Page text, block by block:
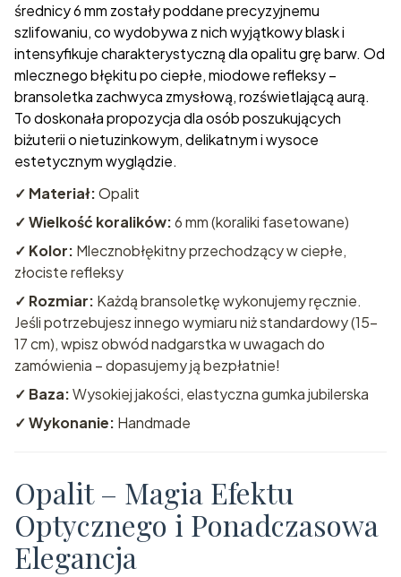
średnicy 6 mm zostały poddane precyzyjnemu
szlifowaniu, co wydobywa z nich wyjątkowy blask i
intensyfikuje charakterystyczną dla opalitu grę barw. Od
mlecznego błękitu po ciepłe, miodowe refleksy –
bransoletka zachwyca zmysłową, rozświetlającą aurą.
To doskonała propozycja dla osób poszukujących
biżuterii o nietuzinkowym, delikatnym i wysoce
estetycznym wyglądzie.
✓ Materiał:Opalit
✓ Wielkość koralików:6 mm (koraliki fasetowane)
✓ Kolor: Mlecznobłękitny przechodzący w ciepłe,
złociste refleksy
✓ Rozmiar: Każdą bransoletkę wykonujemy ręcznie.
Jeśli potrzebujesz innego wymiaru niż standardowy (15-
17 cm), wpisz obwód nadgarstka w uwagach do
zamówienia – dopasujemy ją bezpłatnie!
✓ Baza:Wysokiej jakości, elastyczna gumka jubilerska
✓ Wykonanie: Handmade
Opalit – Magia Efektu
Optycznego i Ponadczasowa
Elegancja